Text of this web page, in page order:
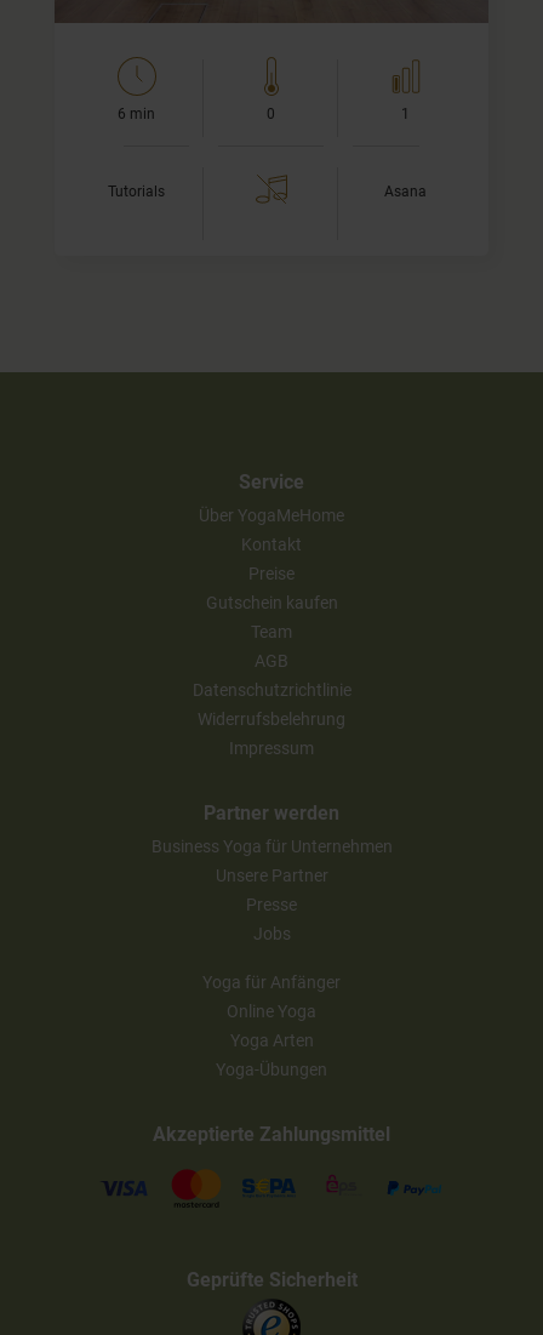
6 min 0 1
Tutorials Asana
Service
Über YogaMeHome
Kontakt
Preise
Gutschein kaufen
Team
AGB
Datenschutzrichtlinie
Widerrufsbelehrung
Impressum
Partner werden
Business Yoga für Unternehmen
Unsere Partner
Presse
Jobs
Yoga für Anfänger
Online Yoga
Yoga Arten
Yoga-Übungen
Akzeptierte Zahlungsmittel
Geprüfte Sicherheit